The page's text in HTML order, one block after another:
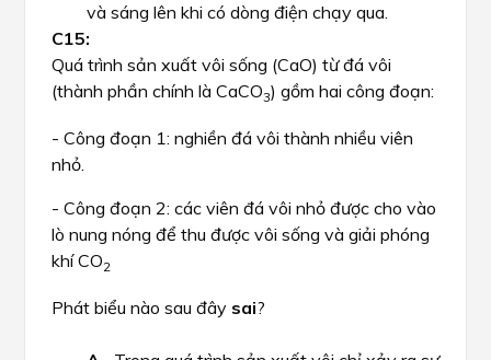
và sáng lên khi có dòng điện chạy qua.
Quá trình sản xuất vôi sống (CaO) từ đá vôi
(thành phần chính là CaCO3) gồm hai công đoạn:
- Công đoạn 1: nghiền đá vôi thành nhiều viên
nhỏ.
- Công đoạn 2: các viên đá vôi nhỏ được cho vào
lò nung nóng để thu được vôi sống và giải phóng
khí CO2
Phát biểu nào sau đây sai?